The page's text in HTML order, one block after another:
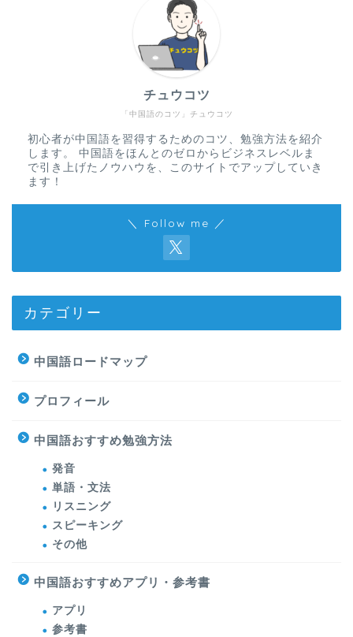
「中国語のコツ」チュウコツ
チュウコツ
初心者が中国語を習得するためのコツ、勉強方法を紹介
します。 中国語をほんとのゼロからビジネスレベルま
で引き上げたノウハウを、このサイトでアップしていき
ます！
＼ Follow me ／
カテゴリー
中国語ロードマップ
プロフィール
中国語おすすめ勉強方法
発音
単語・文法
リスニング
スピーキング
その他
中国語おすすめアプリ・参考書
アプリ
参考書